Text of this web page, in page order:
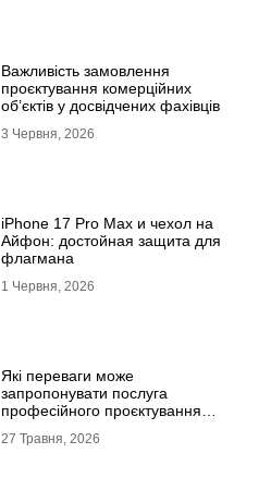
Важливість замовлення
проєктування комерційних
об’єктів у досвідчених фахівців
3 Червня, 2026
iPhone 17 Pro Max и чехол на
Айфон: достойная защита для
флагмана
1 Червня, 2026
Які переваги може
запропонувати послуга
професійного проєктування
27 Травня, 2026